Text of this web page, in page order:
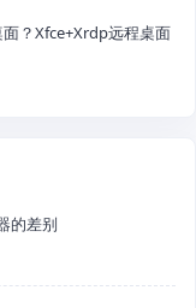
？Xfce+Xrdp远程桌面
的差别